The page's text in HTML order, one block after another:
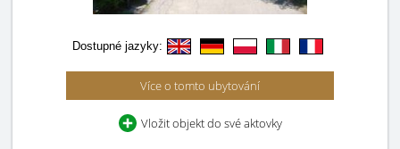
Dostupné jazyky:
Více o tomto ubytování
Vložit objekt do své aktovky